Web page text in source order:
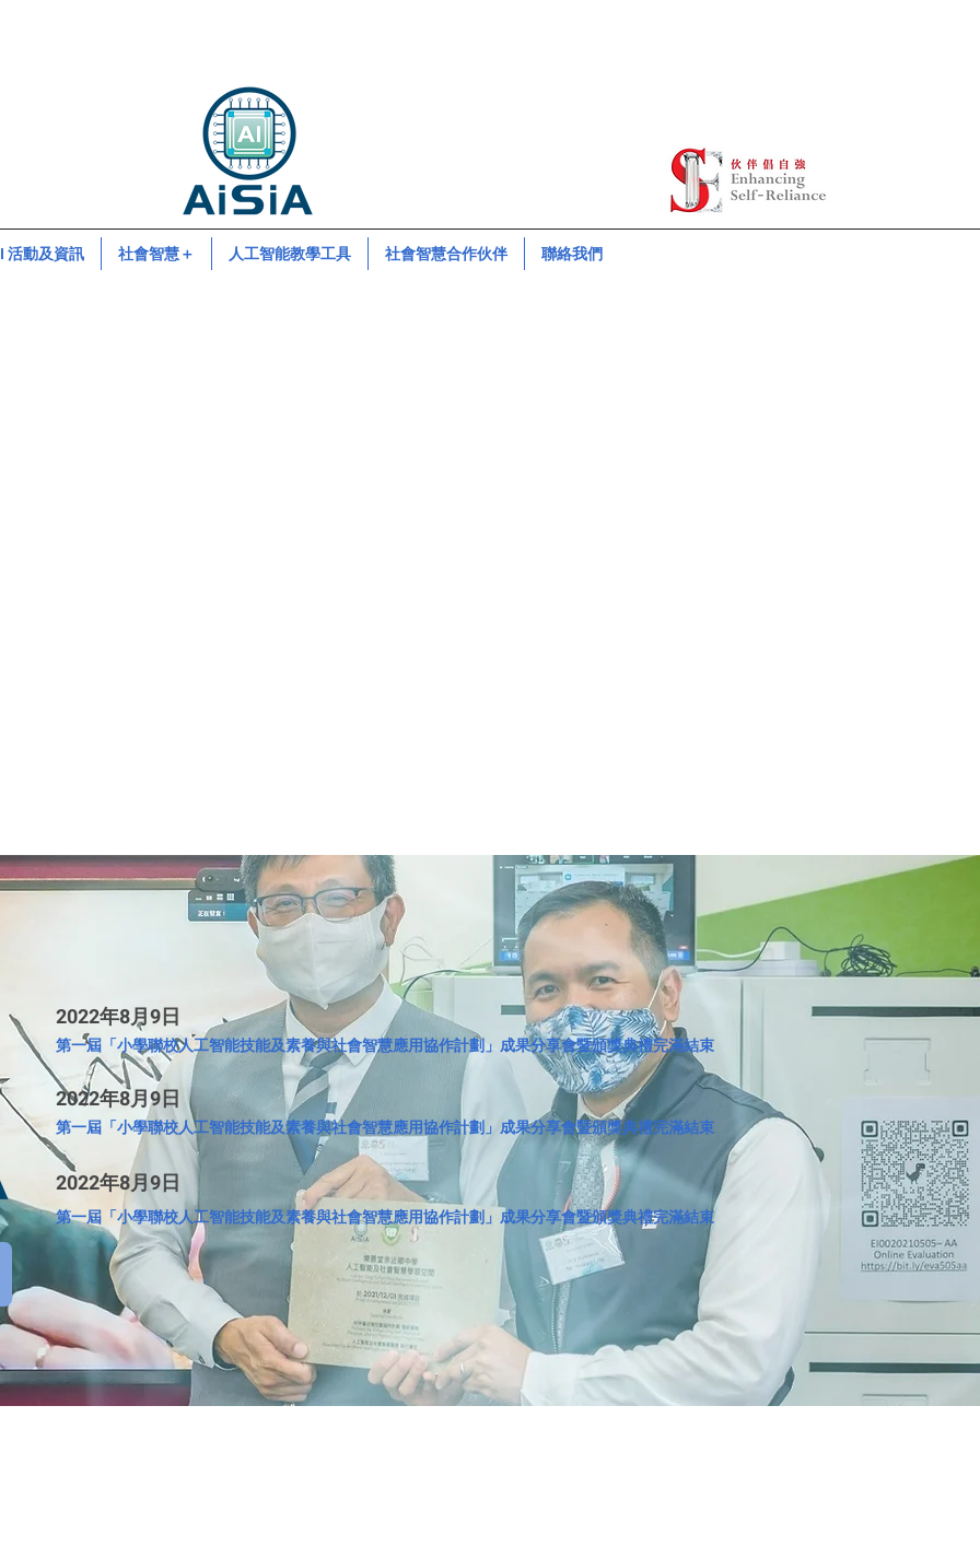
活動及資訊 社會智慧＋ 人工智能教學工具 社會智慧合作伙伴 聯絡我們
2022年8月9日
第一屆「小學聯校人工智能技能及素養與社會智慧應用協作計劃」成果分享會暨頒獎典禮完滿結束
2022年8月9日
第一屆「小學聯校人工智能技能及素養與社會智慧應用協作計劃」成果分享會暨頒獎典禮完滿結束
2022年8月9日
第一屆「小學聯校人工智能技能及素養與社會智慧應用協作計劃」成果分享會暨頒獎典禮完滿結束